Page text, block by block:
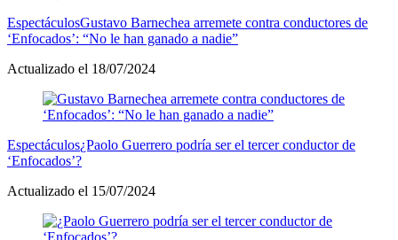
EspectáculosGustavo Barnechea arremete contra conductores de
‘Enfocados’: “No le han ganado a nadie”
Actualizado el 18/07/2024
Espectáculos¿Paolo Guerrero podría ser el tercer conductor de
‘Enfocados’?
Actualizado el 15/07/2024